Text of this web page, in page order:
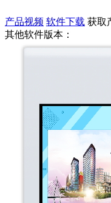
产品视频 软件下载 获取
其他软件版本：